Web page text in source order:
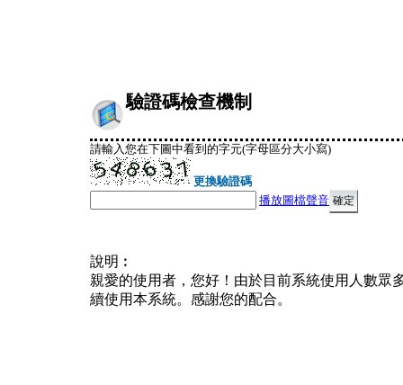
驗證碼檢查機制
請輸入您在下圖中看到的字元(字母區分大小寫)
更換驗證碼
播放圖檔聲音
說明︰
親愛的使用者，您好！由於目前系統使用人數眾
續使用本系統。感謝您的配合。